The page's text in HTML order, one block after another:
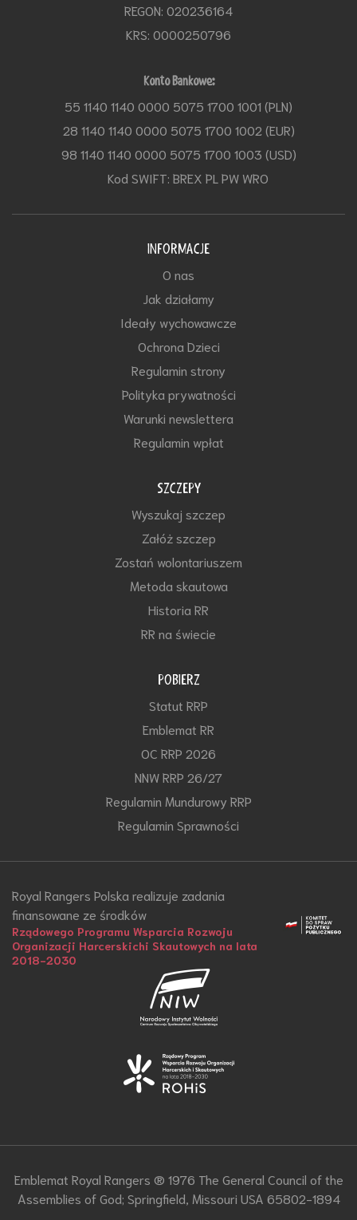
REGON: 020236164
KRS: 0000250796
Konto Bankowe:
55 1140 1140 0000 5075 1700 1001 (PLN)
28 1140 1140 0000 5075 1700 1002 (EUR)
98 1140 1140 0000 5075 1700 1003 (USD)
Kod SWIFT: BREX PL PW WRO
INFORMACJE
O nas
Jak działamy
Ideały wychowawcze
Ochrona Dzieci
Regulamin strony
Polityka prywatności
Warunki newslettera
Regulamin wpłat
SZCZEPY
Wyszukaj szczep
Załóż szczep
Zostań wolontariuszem
Metoda skautowa
Historia RR
RR na świecie
POBIERZ
Statut RRP
Emblemat RR
OC RRP 2026
NNW RRP 26/27
Regulamin Mundurowy RRP
Regulamin Sprawności
Royal Rangers Polska realizuje zadania
finansowane ze środków
Rządowego Programu Wsparcia Rozwoju
Organizacji Harcerskichi Skautowych na lata
2018-2030
Emblemat Royal Rangers ® 1976 The General Council of the
Assemblies of God; Springfield, Missouri USA 65802-1894